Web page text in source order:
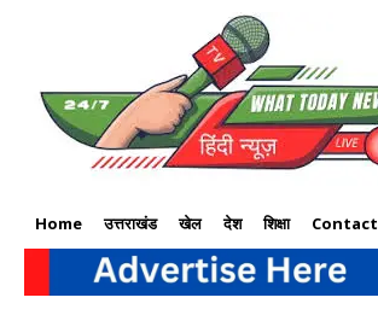
Home उत्तराखंड खेल देश शिक्षा Contact